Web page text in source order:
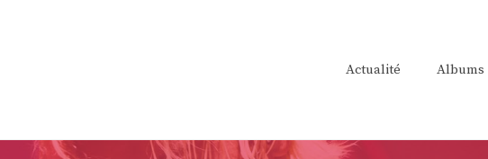
Actualité Albums